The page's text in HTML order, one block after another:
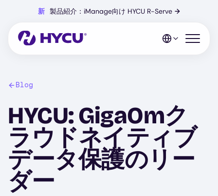
content
新 製品紹介：iManage向け HYCU R-Serve →
Open
Blog
HYCU: GigaOmク
ラウドネイティブ
データ保護のリー
ダー